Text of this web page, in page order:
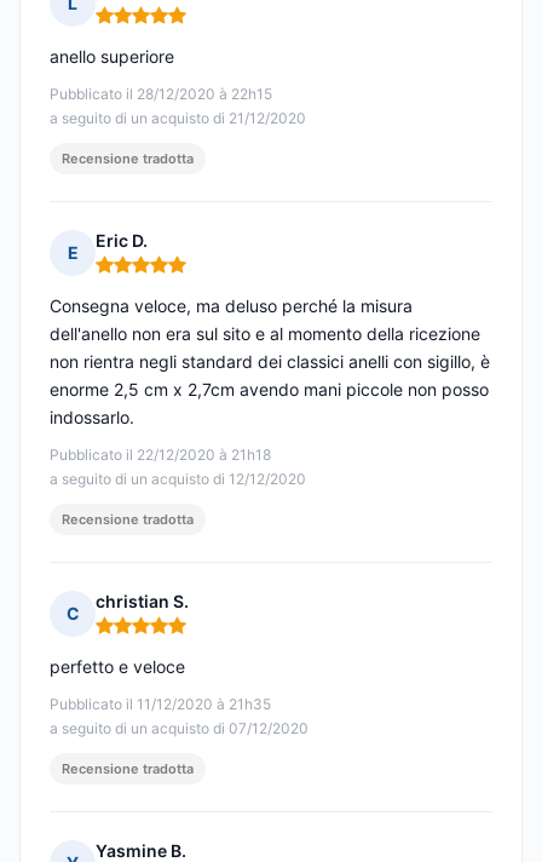
Nota: 5 su 5
Pubblicato il 28/12/2020 à 22h15
a seguito di un acquisto di 21/12/2020
anello superiore
Recensione tradotta
E
Eric D.
Nota: 5 su 5
Pubblicato il 22/12/2020 à 21h18
a seguito di un acquisto di 12/12/2020
Consegna veloce, ma deluso perché la misura
dell'anello non era sul sito e al momento della ricezione
non rientra negli standard dei classici anelli con sigillo, è
enorme 2,5 cm x 2,7cm avendo mani piccole non posso
indossarlo.
Recensione tradotta
C
christian S.
Nota: 5 su 5
Pubblicato il 11/12/2020 à 21h35
a seguito di un acquisto di 07/12/2020
perfetto e veloce
Recensione tradotta
Yasmine B.